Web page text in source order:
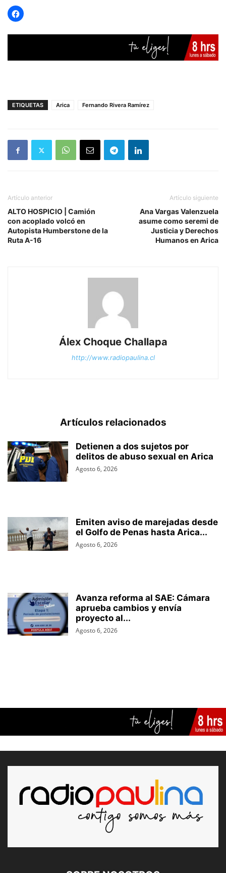
ETIQUETAS Arica Fernando Rivera Ramírez
Artículo anterior
ALTO HOSPICIO | Camión
con acoplado volcó en
Autopista Humberstone de la
Ruta A-16
Artículo siguiente
Ana Vargas Valenzuela
asume como seremi de
Justicia y Derechos
Humanos en Arica
Álex Choque Challapa
http://www.radiopaulina.cl
Artículos relacionados
Detienen a dos sujetos por
delitos de abuso sexual en Arica
Agosto 6, 2026
Emiten aviso de marejadas desde
el Golfo de Penas hasta Arica...
Agosto 6, 2026
Avanza reforma al SAE: Cámara
aprueba cambios y envía
proyecto al...
Agosto 6, 2026